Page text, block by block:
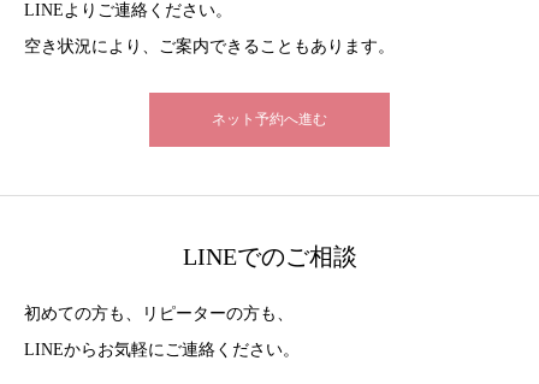
LINEよりご連絡ください。
空き状況により、ご案内できることもあります。
ネット予約へ進む
LINEでのご相談
初めての方も、リピーターの方も、
LINEからお気軽にご連絡ください。